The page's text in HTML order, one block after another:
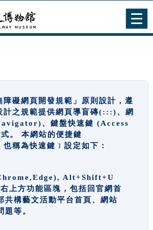
障礙網頁開發規範」原則設計，遵
計之規範提供網頁導盲磚(:::)、網
、鍵盤快速鍵 (Access
。 本網站的便捷鍵
稱為快速鍵﹞設定如下：
Alt+Shift+U
上方功能區塊，包括回官網首
共構藝文活動平台首頁、網站
題等。